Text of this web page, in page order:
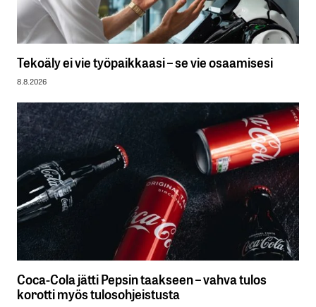
Tekoäly ei vie työpaikkaasi – se vie osaamisesi
8.8.2026
Coca-Cola jätti Pepsin taakseen – vahva tulos
korotti myös tulosohjeistusta